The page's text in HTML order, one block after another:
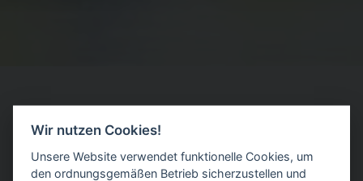
Wir nutzen Cookies!
Unsere Website verwendet funktionelle Cookies, um
den ordnungsgemäßen Betrieb sicherzustellen und